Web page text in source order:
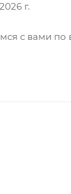
г.
с вами по